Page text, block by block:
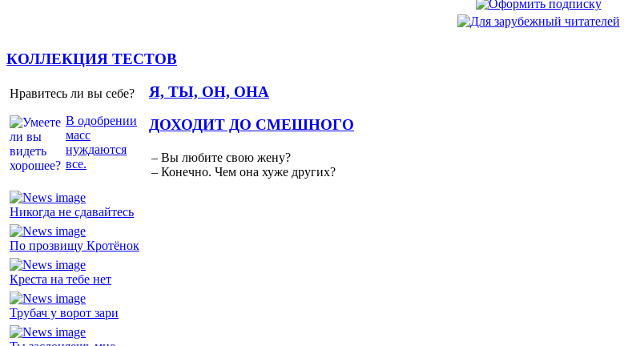
КОЛЛЕКЦИЯ ТЕСТОВ
Нравитесь ли вы себе?
В одобрении
масс
нуждаются
все.
Я, ТЫ, ОН, ОНА
Никогда не сдавайтесь
По прозвищу Кротёнок
Креста на тебе нет
Трубач у ворот зари
ДОХОДИТ ДО СМЕШНОГО
– Вы любите свою жену?
– Конечно. Чем она хуже других?